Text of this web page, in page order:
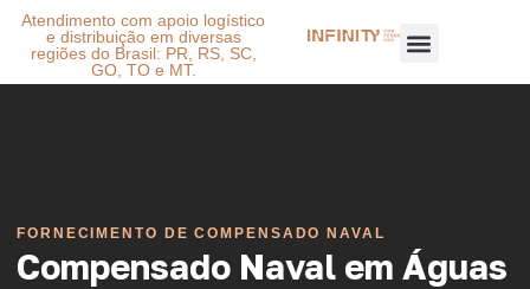
Atendimento com apoio logístico
e distribuição em diversas
regiões do Brasil: PR, RS, SC,
GO, TO e MT.
FORNECIMENTO DE COMPENSADO NAVAL
Compensado Naval em Águas